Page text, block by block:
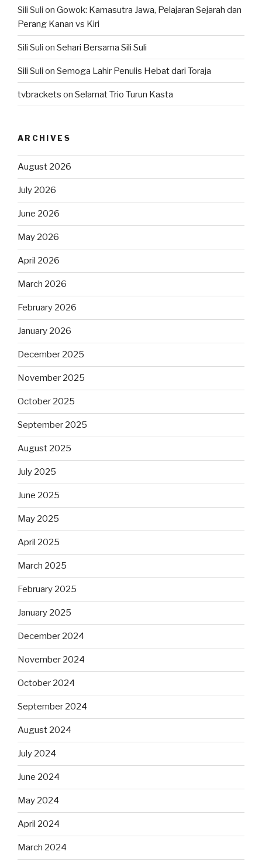
Sili Suli on Gowok: Kamasutra Jawa, Pelajaran Sejarah dan
Perang Kanan vs Kiri
Sili Suli on Sehari Bersama Sili Suli
Sili Suli on Semoga Lahir Penulis Hebat dari Toraja
tvbrackets on Selamat Trio Turun Kasta
ARCHIVES
August 2026
July 2026
June 2026
May 2026
April 2026
March 2026
February 2026
January 2026
December 2025
November 2025
October 2025
September 2025
August 2025
July 2025
June 2025
May 2025
April 2025
March 2025
February 2025
January 2025
December 2024
November 2024
October 2024
September 2024
August 2024
July 2024
June 2024
May 2024
April 2024
March 2024